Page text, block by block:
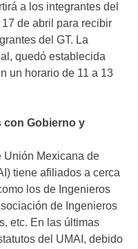
a los integrantes del
de abril para recibir
del GT. La
quedó establecida
un horario de 11 a 13
con Gobierno y
Unión Mexicana de
tiene afiliados a cerca
los de Ingenieros
de Ingenieros
etc. En las últimas
del UMAI, debido